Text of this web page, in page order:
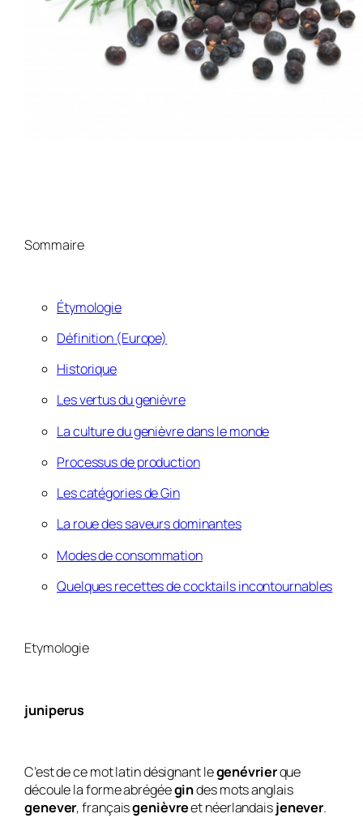
Sommaire
Étymologie
Définition (Europe)
Historique
Les vertus du genièvre
La culture du genièvre dans le monde
Processus de production
Les catégories de Gin
La roue des saveurs dominantes
Modes de consommation
Quelques recettes de cocktails incontournables
Etymologie
juniperus
C’est de ce mot latin désignant legenévrierque
découle la forme abrégéegindes mots anglais
genever, françaisgenièvreet néerlandaisjenever.